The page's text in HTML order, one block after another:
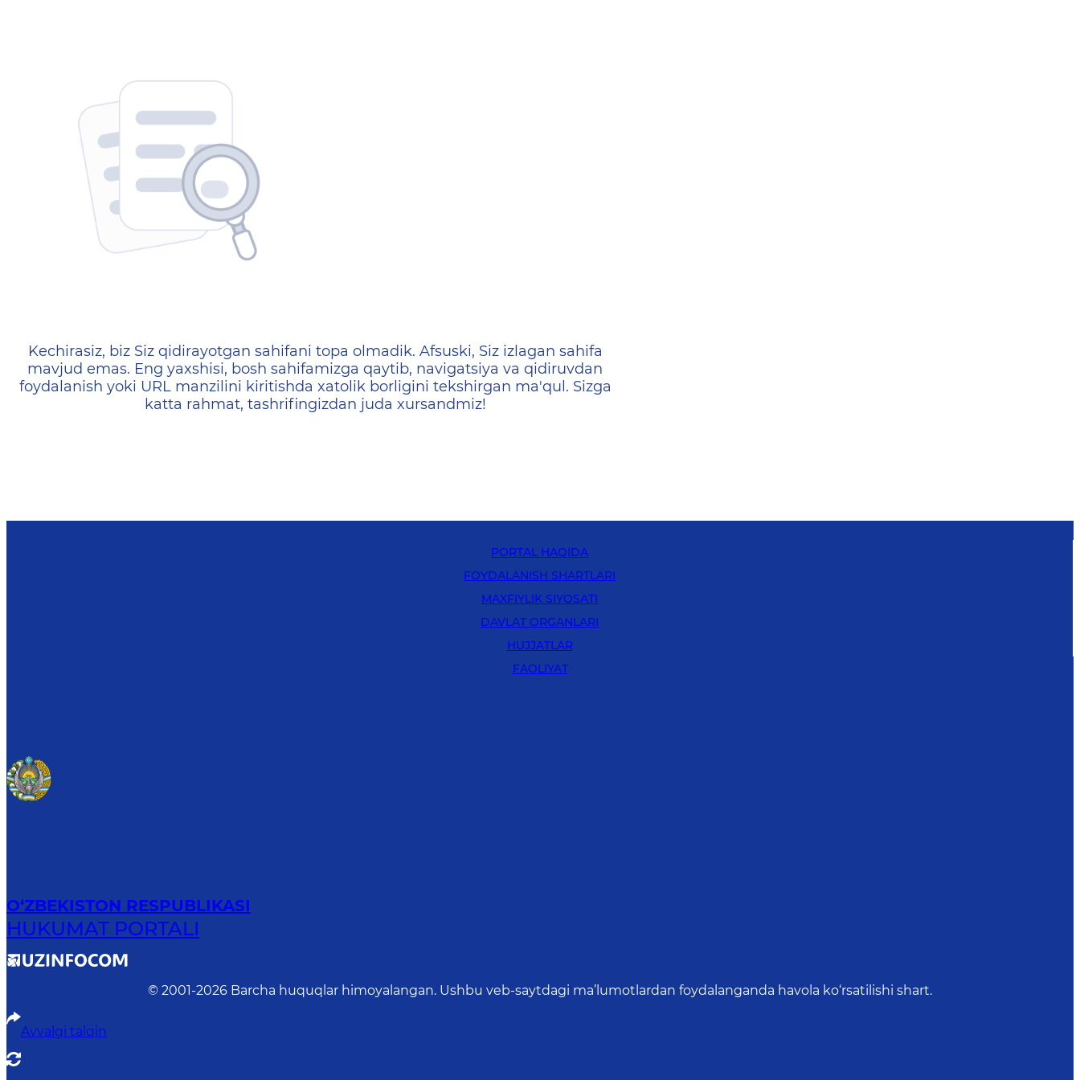
404 — Страница не найдена
Kechirasiz, biz Siz qidirayotgan sahifani topa olmadik. Afsuski, Siz izlagan sahifa
mavjud emas. Eng yaxshisi, bosh sahifamizga qaytib, navigatsiya va qidiruvdan
foydalanish yoki URL manzilini kiritishda xatolik borligini tekshirgan ma'qul. Sizga
katta rahmat, tashrifingizdan juda xursandmiz!
PORTAL HAQIDA
FOYDALANISH SHARTLARI
MAXFIYLIK SIYOSATI
DAVLAT ORGANLARI
HUJJATLAR
FAOLIYAT
O‘ZBEKISTON RESPUBLIKASI
HUKUMAT PORTALI
© 2001-2026 Barcha huquqlar himoyalangan. Ushbu veb-saytdagi ma’lumotlardan foydalanganda havola ko‘rsatilishi shart.
Avvalgi talqin